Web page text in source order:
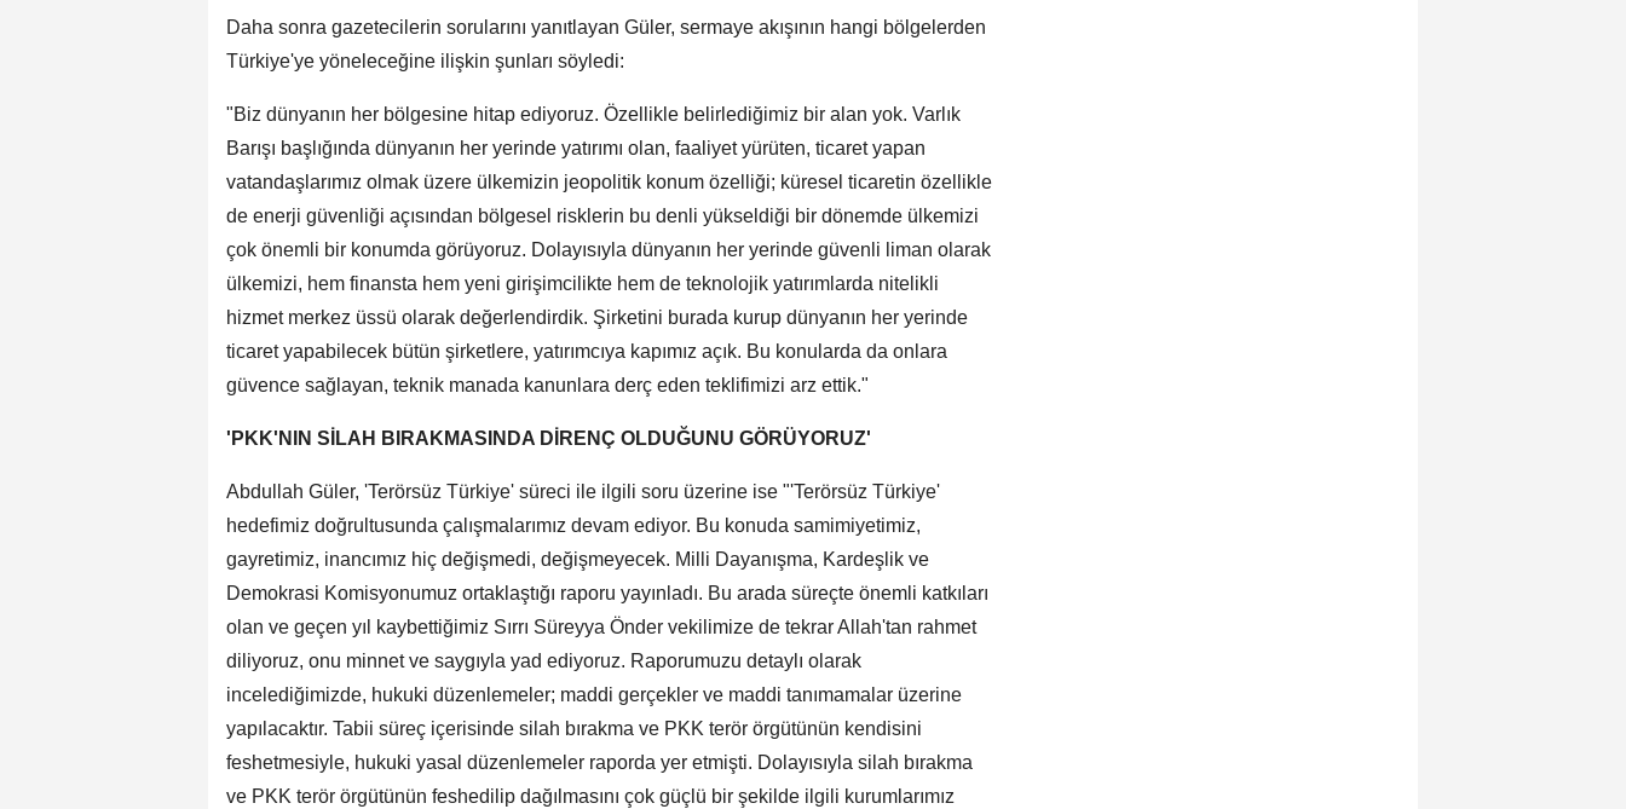
Daha sonra gazetecilerin sorularını yanıtlayan Güler, sermaye akışının hangi bölgelerden
Türkiye'ye yöneleceğine ilişkin şunları söyledi:
"Biz dünyanın her bölgesine hitap ediyoruz. Özellikle belirlediğimiz bir alan yok. Varlık
Barışı başlığında dünyanın her yerinde yatırımı olan, faaliyet yürüten, ticaret yapan
vatandaşlarımız olmak üzere ülkemizin jeopolitik konum özelliği; küresel ticaretin özellikle
de enerji güvenliği açısından bölgesel risklerin bu denli yükseldiği bir dönemde ülkemizi
çok önemli bir konumda görüyoruz. Dolayısıyla dünyanın her yerinde güvenli liman olarak
ülkemizi, hem finansta hem yeni girişimcilikte hem de teknolojik yatırımlarda nitelikli
hizmet merkez üssü olarak değerlendirdik. Şirketini burada kurup dünyanın her yerinde
ticaret yapabilecek bütün şirketlere, yatırımcıya kapımız açık. Bu konularda da onlara
güvence sağlayan, teknik manada kanunlara derç eden teklifimizi arz ettik."
'PKK'NIN SİLAH BIRAKMASINDA DİRENÇ OLDUĞUNU GÖRÜYORUZ'
Abdullah Güler, 'Terörsüz Türkiye' süreci ile ilgili soru üzerine ise "'Terörsüz Türkiye'
hedefimiz doğrultusunda çalışmalarımız devam ediyor. Bu konuda samimiyetimiz,
gayretimiz, inancımız hiç değişmedi, değişmeyecek. Milli Dayanışma, Kardeşlik ve
Demokrasi Komisyonumuz ortaklaştığı raporu yayınladı. Bu arada süreçte önemli katkıları
olan ve geçen yıl kaybettiğimiz Sırrı Süreyya Önder vekilimize de tekrar Allah'tan rahmet
diliyoruz, onu minnet ve saygıyla yad ediyoruz. Raporumuzu detaylı olarak
incelediğimizde, hukuki düzenlemeler; maddi gerçekler ve maddi tanımamalar üzerine
yapılacaktır. Tabii süreç içerisinde silah bırakma ve PKK terör örgütünün kendisini
feshetmesiyle, hukuki yasal düzenlemeler raporda yer etmişti. Dolayısıyla silah bırakma
ve PKK terör örgütünün feshedilip dağılmasını çok güçlü bir şekilde ilgili kurumlarımız